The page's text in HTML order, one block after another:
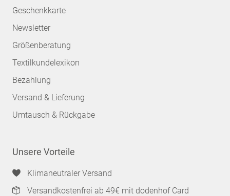
Geschenkkarte
Newsletter
Größenberatung
Textilkundelexikon
Bezahlung
Versand & Lieferung
Umtausch & Rückgabe
Unsere Vorteile
Klimaneutraler Versand
Versandkostenfrei ab 49€ mit dodenhof Card